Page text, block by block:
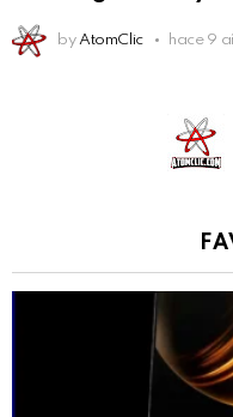
by AtomClic hace 9